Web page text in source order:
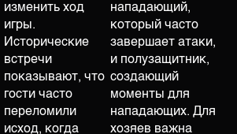
изменить ход
игры.
Исторические
встречи
показывают, что
гости часто
переломили
исход, когда
нападающий,
который часто
завершает атаки,
и полузащитник,
создающий
моменты для
нападающих. Для
хозяев важна